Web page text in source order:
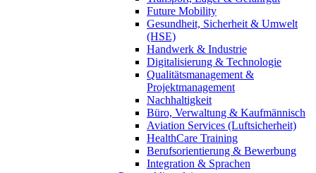
Future Mobility
Gesundheit, Sicherheit & Umwelt
(HSE)
Handwerk & Industrie
Digitalisierung & Technologie
Qualitätsmanagement &
Projektmanagement
Nachhaltigkeit
Büro, Verwaltung & Kaufmännisch
Aviation Services (Luftsicherheit)
HealthCare Training
Berufsorientierung & Bewerbung
Integration & Sprachen